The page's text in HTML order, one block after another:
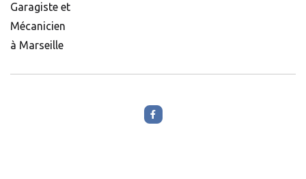
Garagiste et
Mécanicien
à Marseille